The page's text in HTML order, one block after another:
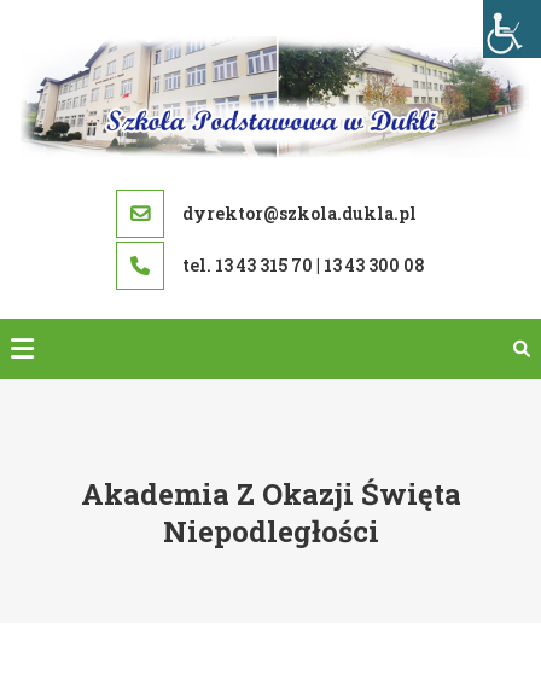
content
dyrektor@szkola.dukla.pl
tel. 13 43 315 70 | 13 43 300 08
Akademia Z Okazji Święta
Niepodległości